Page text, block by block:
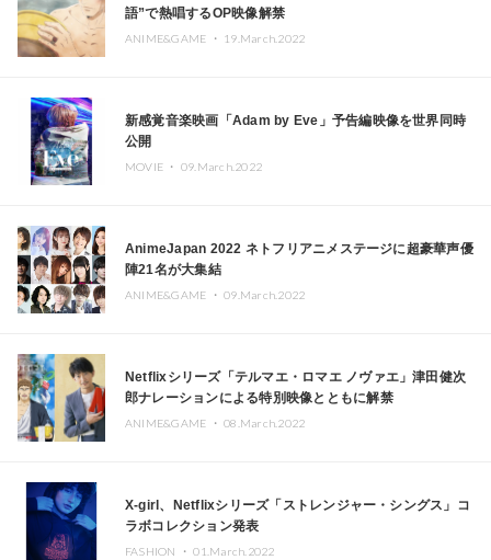
語”で熱唱するOP映像解禁
ANIME&GAME ・ 19.March.2022
新感覚音楽映画「Adam by Eve」予告編映像を世界同時
公開
MOVIE ・ 09.March.2022
AnimeJapan 2022 ネトフリアニメステージに超豪華声優
陣21名が大集結
ANIME&GAME ・09.March.2022
Netflixシリーズ「テルマエ・ロマエ ノヴァエ」津田健次
郎ナレーションによる特別映像とともに解禁
ANIME&GAME ・08.March.2022
X-girl、Netflixシリーズ「ストレンジャー・シングス」コ
ラボコレクション発表
FASHION ・01.March.2022